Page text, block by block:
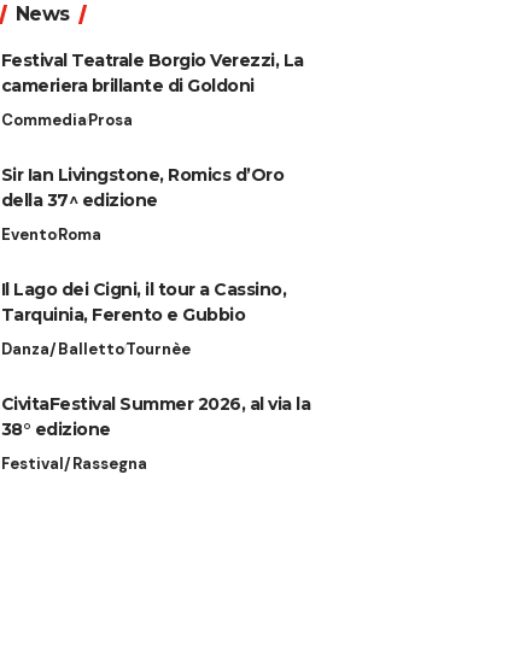
News
Festival Teatrale Borgio Verezzi, La
cameriera brillante di Goldoni
CommediaProsa
Sir Ian Livingstone, Romics d’Oro
della 37^ edizione
EventoRoma
Il Lago dei Cigni, il tour a Cassino,
Tarquinia, Ferento e Gubbio
Danza/BallettoTournèe
CivitaFestival Summer 2026, al via la
38° edizione
Festival/Rassegna